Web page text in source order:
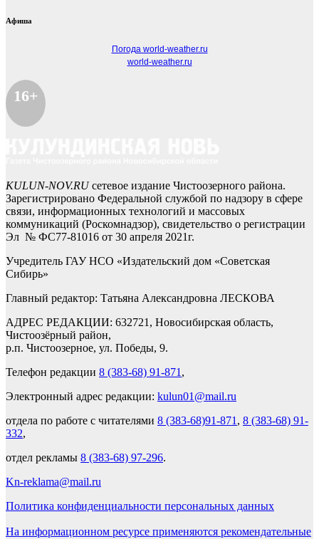
Афиша
Погода world-weather.ru
world-weather.ru
16+
KULUN-NOV.RUсетевое издание Чистоозерного района.
Зарегистрировано Федеральной службой по надзору в сфере
связи, информационных технологий и массовых
коммуникаций (Роскомнадзор), свидетельство о регистрации
Эл № ФС77-81016 от 30 апреля 2021г.
Учредитель ГАУ НСО «Издательский дом «Советская
Сибирь»
Главный редактор: Татьяна Александровна ЛЕСКОВА
АДРЕС РЕДАКЦИИ: 632721, Новосибирская область,
Чистоозёрный район,
р.п. Чистоозерное, ул. Победы, 9.
Телефон редакции 8 (383-68) 91-871 ,
Электронный адрес редакции: kulun01@mail.ru
отдела по работе с читателями 8 (383-68)91-871 , 8 (383-68) 91-
332,
отдел рекламы 8 (383-68) 97-296.
Kn-reklama@mail.ru
Политика конфиденциальности персональных данных
На информационном ресурсе применяются рекомендательные